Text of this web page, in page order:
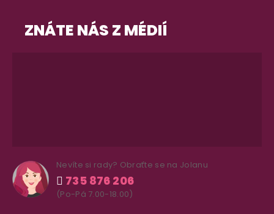
ZNÁTE NÁS Z MÉDIÍ
Nevíte si rady? Obraťte se na Jolanu
735 876 206
(Po-Pá 7.00-18.00)